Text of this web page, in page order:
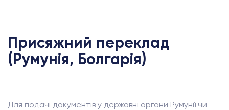
Присяжний переклад
(Румунія, Болгарія)
Для подачі документів у державні органи Румунії чи